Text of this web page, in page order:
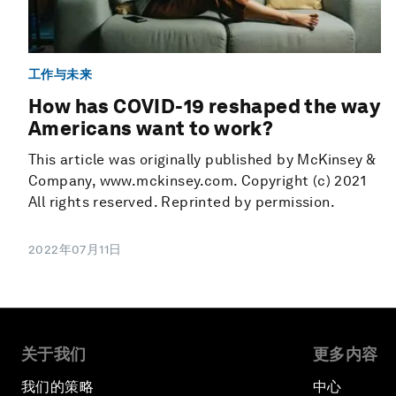
工作与未来
How has COVID-19 reshaped the way
Americans want to work?
This article was originally published by McKinsey &
Company, www.mckinsey.com. Copyright (c) 2021
All rights reserved. Reprinted by permission.
2022年07月11日
关于我们
我们的策略
更多内容
中心